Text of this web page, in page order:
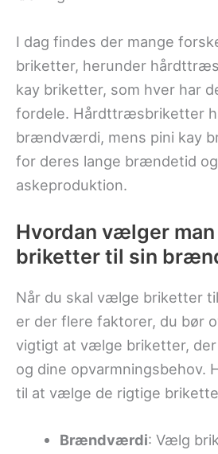
I dag findes der mange
briketter, herunder
kay briketter, som hver har
fordele. Hårdttræsbriketter
brændværdi, mens pini kay
for deres lange brændetid
askeproduktion.
Hvordan vælger
briketter til sin
Når du skal vælge briketter
er der flere faktorer, du bør
vigtigt at vælge briketter,
og dine opvarmningsbehov.
til at vælge de rigtige
Brændværdi: Vælg